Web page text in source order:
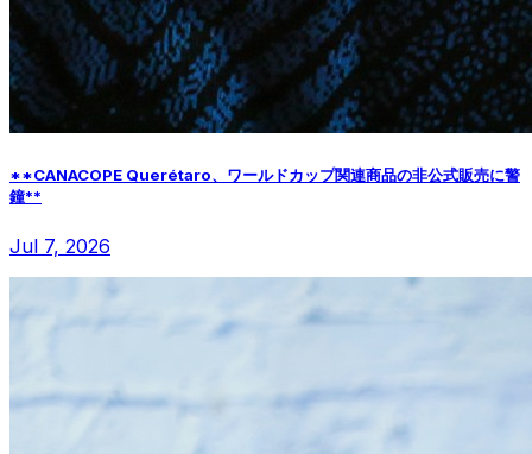
**CANACOPE Querétaro、ワールドカップ関連商品の非公式販売に警
鐘**
Jul 7, 2026